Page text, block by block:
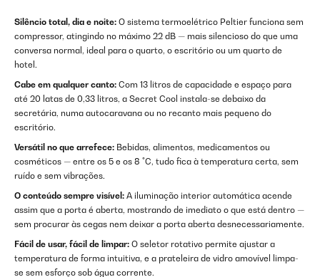
Silêncio total, dia e noite: O sistema termoelétrico Peltier funciona sem
compressor, atingindo no máximo 22 dB — mais silencioso do que uma
conversa normal, ideal para o quarto, o escritório ou um quarto de
hotel.
Cabe em qualquer canto: Com 13 litros de capacidade e espaço para
até 20 latas de 0,33 litros, a Secret Cool instala-se debaixo da
secretária, numa autocaravana ou no recanto mais pequeno do
escritório.
Versátil no que arrefece: Bebidas, alimentos, medicamentos ou
cosméticos — entre os 5 e os 8 °C, tudo fica à temperatura certa, sem
ruído e sem vibrações.
O conteúdo sempre visível: A iluminação interior automática acende
assim que a porta é aberta, mostrando de imediato o que está dentro —
sem procurar às cegas nem deixar a porta aberta desnecessariamente.
Fácil de usar, fácil de limpar: O seletor rotativo permite ajustar a
temperatura de forma intuitiva, e a prateleira de vidro amovível limpa-
se sem esforço sob água corrente.